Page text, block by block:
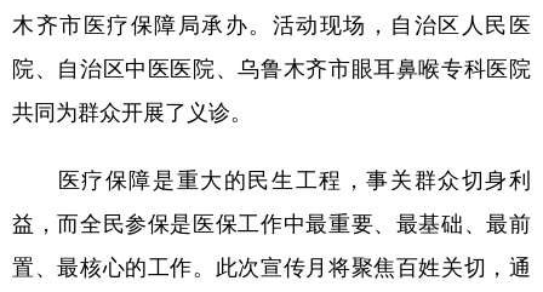
地方频道
北京 天津 河北 山西
辽宁 吉林
浙江 安徽 福建 江西
山东 河南 湖北 湖南
广东 广西 海南 重庆
木齐市医疗保障局承办。活动现场，自治区人民医
院、自治区中医医院、乌鲁木齐市眼耳鼻喉专科医院
共同为群众开展了义诊。
医疗保障是重大的民生工程，事关群众切身利
益，而全民参保是医保工作中最重要、最基础、最前
置、最核心的工作。此次宣传月将聚焦百姓关切，通